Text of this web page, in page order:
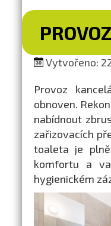
Vytvořeno:
Provoz
obnoven.
nabídnout
zařizovacích
toaleta je
komfortu a
hygienickém